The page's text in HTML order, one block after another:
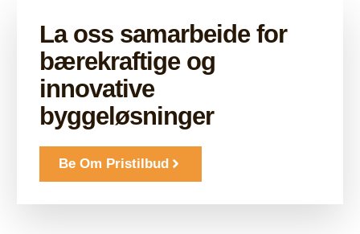
La oss samarbeide for
bærekraftige og
innovative
byggeløsninger
Be Om Pristilbud